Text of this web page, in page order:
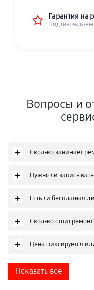
Гарантия на
Подтверждаем
Вопросы и
+ Сколько занимает
+ Нужно ли
+ Есть ли бесплатная
+ Сколько стоит
+ Цена фиксируется
Показать все